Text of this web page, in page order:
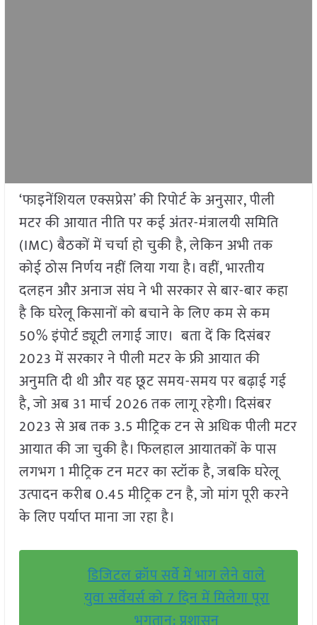
‘फाइनेंशियल एक्सप्रेस’ की रिपोर्ट के अनुसार, पीली
मटर की आयात नीति पर कई अंतर-मंत्रालयी समिति
(IMC) बैठकों में चर्चा हो चुकी है, लेकिन अभी तक
कोई ठोस निर्णय नहीं लिया गया है। वहीं, भारतीय
दलहन और अनाज संघ ने भी सरकार से बार-बार कहा
है कि घरेलू किसानों को बचाने के लिए कम से कम
50% इंपोर्ट ड्यूटी लगाई जाए। बता दें कि दिसंबर
2023 में सरकार ने पीली मटर के फ्री आयात की
अनुमति दी थी और यह छूट समय-समय पर बढ़ाई गई
है, जो अब 31 मार्च 2026 तक लागू रहेगी। दिसंबर
2023 से अब तक 3.5 मीट्रिक टन से अधिक पीली मटर
आयात की जा चुकी है। फिलहाल आयातकों के पास
लगभग 1 मीट्रिक टन मटर का स्टॉक है, जबकि घरेलू
उत्पादन करीब 0.45 मीट्रिक टन है, जो मांग पूरी करने
के लिए पर्याप्त माना जा रहा है।
डिजिटल क्रॉप सर्वे में भाग लेने वाले
युवा सर्वेयर्स को 7 दिन में मिलेगा पूरा